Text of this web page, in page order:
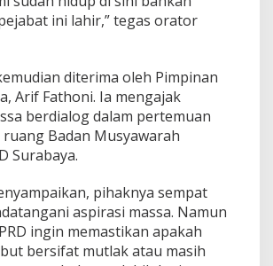
o
ini lahir,” tegas orator
diterima oleh Pimpinan
Arif Fathoni. Ia mengajak
berdialog dalam pertemuan
Badan Musyawarah
Surabaya.
pihaknya sempat
aspirasi massa. Namun
ingin memastikan apakah
bersifat mutlak atau masih